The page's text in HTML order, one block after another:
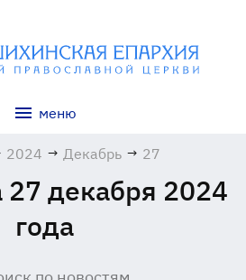
меню
2024 → Декабрь → 27
27 декабря 2024
года